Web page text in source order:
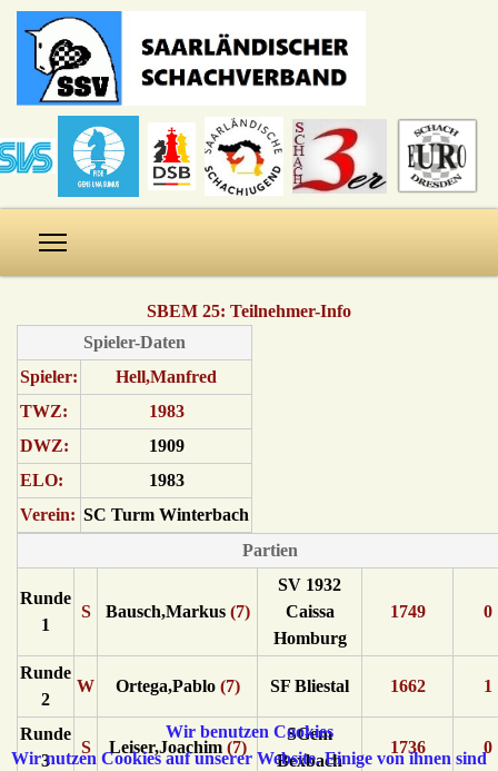
SBEM 25: Teilnehmer-Info
Spieler-Daten
Spieler:
Hell,Manfred
TWZ:
1983
DWZ:
1909
ELO:
1983
Verein: SC Turm Winterbach
Partien
Runde
1
S Bausch,Markus(7)
SV 1932
Caissa
Homburg
1749 0
Runde
2
W Ortega,Pablo(7) SF Bliestal 1662 1
Runde
3
S Leiser,Joachim(7)
SGem
Bexbach
1736 0
Wir benutzen Cookies
Wir nutzen Cookies auf unserer Website. Einige von ihnen sind